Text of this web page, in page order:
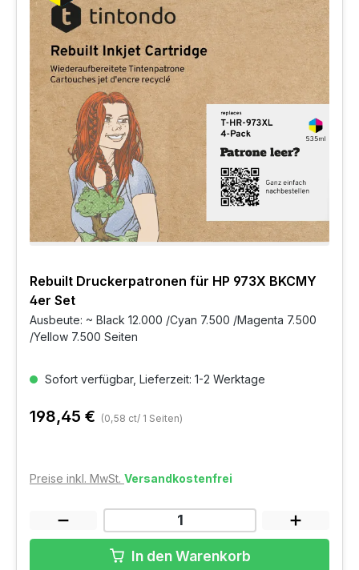
Rebuilt Druckerpatronen für HP 973X BKCMY
4er Set
Ausbeute: ~ Black 12.000 /Cyan 7.500 /Magenta 7.500
/Yellow 7.500 Seiten
Sofort verfügbar, Lieferzeit: 1-2 Werktage
198,45 € (0,58 ct/ 1 Seiten)
Preise inkl. MwSt. Versandkostenfrei
In den Warenkorb